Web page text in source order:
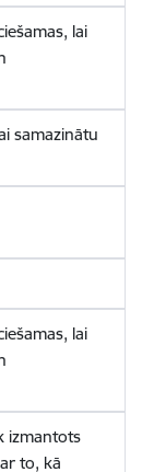
lai
samazinātu
lai
izmantots
to, kā